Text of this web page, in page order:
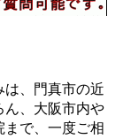
は、門真市の近
ん、大阪市内や
まで、一度ご相